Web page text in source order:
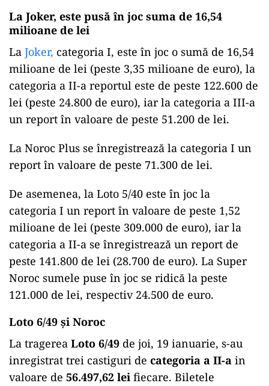
La Joker, este pusă în joc suma de 16,54
milioane de lei
La Joker, categoria I, este în joc o sumă de 16,54
milioane de lei (peste 3,35 milioane de euro), la
categoria a II-a reportul este de peste 122.600 de
lei (peste 24.800 de euro), iar la categoria a III-a
un report în valoare de peste 51.200 de lei.
La Noroc Plus se înregistrează la categoria I un
report în valoare de peste 71.300 de lei.
De asemenea, la Loto 5/40 este în joc la
categoria I un report în valoare de peste 1,52
milioane de lei (peste 309.000 de euro), iar la
categoria a II-a se înregistrează un report de
peste 141.800 de lei (28.700 de euro). La Super
Noroc sumele puse în joc se ridică la peste
121.000 de lei, respectiv 24.500 de euro.
Loto 6/49 și Noroc
La tragerea Loto 6/49 de joi, 19 ianuarie, s-au
inregistrat trei castiguri de categoria a II-a in
valoare de 56.497,62 lei fiecare. Biletele